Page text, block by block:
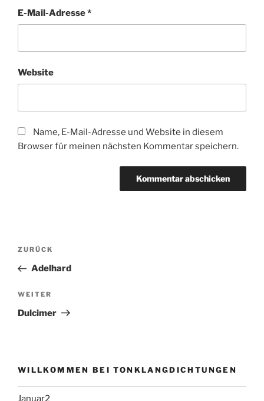
E-Mail-Adresse*
Website
Name, E-Mail-Adresse und Website in diesem
Browser für meinen nächsten Kommentar speichern.
Beitragsnavigation
Vorheriger
Beitrag
ZURÜCK
Adelhard
Nächster
Beitrag
WEITER
Dulcimer
WILLKOMMEN BEI TONKLANGDICHTUNGEN
Januar2